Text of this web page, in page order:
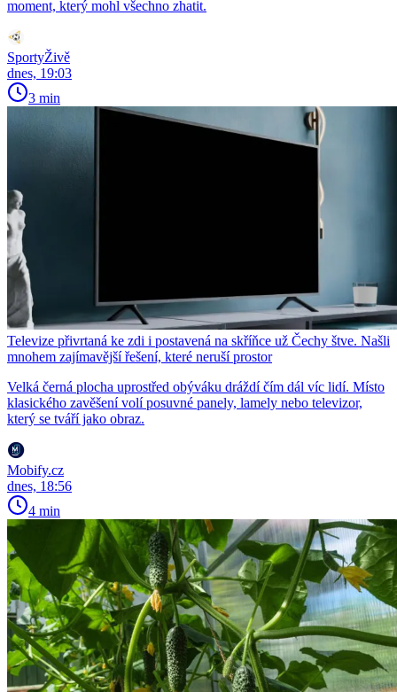
moment, který mohl všechno zhatit.
SportyŽivě
dnes, 19:03
3 min
Televize přivrtaná ke zdi i postavená na skříňce už Čechy štve. Našli
mnohem zajímavější řešení, které neruší prostor
Velká černá plocha uprostřed obýváku dráždí čím dál víc lidí. Místo
klasického zavěšení volí posuvné panely, lamely nebo televizor,
který se tváří jako obraz.
Mobify.cz
dnes, 18:56
4 min